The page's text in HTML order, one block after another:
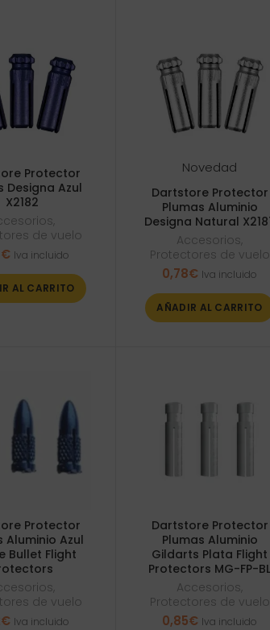
Protector
Designa Azul
X2182
,
de vuelo
€ Iva incluido
AL CARRITO
Novedad
Dartstore Protector
Plumas Aluminio
Designa Natural
Accesorios,
Protectores de vuelo
0,78€ Iva incluido
AÑADIR AL CARRITO
Protector
Aluminio Azul
Bullet Flight
,
de vuelo
€ Iva incluido
Dartstore Protector
Plumas Aluminio
Gildarts Plata Flight
Protectors MG-FP-BL
Accesorios,
Protectores de vuelo
0,85€ Iva incluido